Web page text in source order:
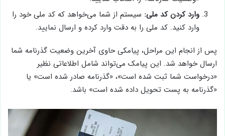
وارد کردن کد ملی: سیستم از شما می‌خواهد که کد ملی خود را
وارد کنید. کد ملی را به دقت وارد کرده و ارسال نمایید.
پس از انجام این مراحل، پیامکی حاوی آخرین وضعیت گذرنامه شما
ارسال خواهد شد. این پیامک می‌تواند شامل اطلاعاتی نظیر
«درخواست شما ثبت شده است»، «گذرنامه صادر شده است» یا
«گذرنامه به پست تحویل داده شده است» باشد.